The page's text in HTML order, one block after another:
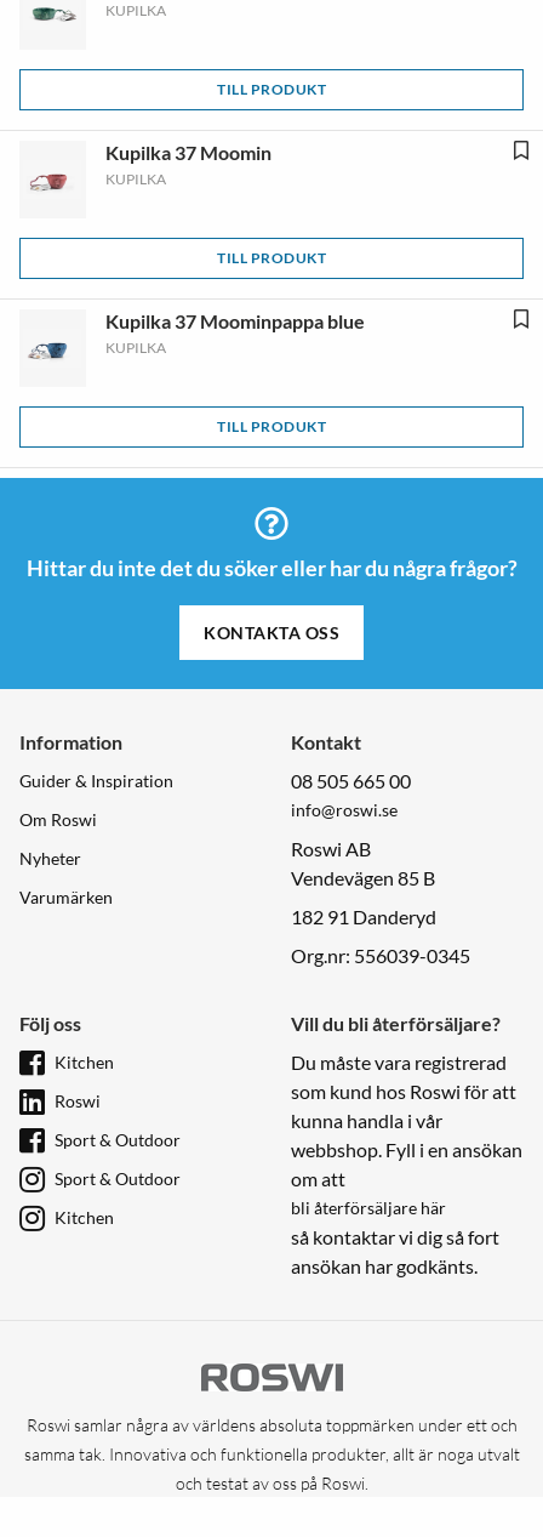
KUPILKA
TILL PRODUKT
Kupilka 37 Moomin
KUPILKA
TILL PRODUKT
Kupilka 37 Moominpappa blue
KUPILKA
TILL PRODUKT
Hittar du inte det du söker eller har du några frågor?
KONTAKTA OSS
Information
Guider & Inspiration
Om Roswi
Nyheter
Varumärken
Kontakt
08 505 665 00
info@roswi.se
Roswi AB
Vendevägen 85 B
182 91 Danderyd
Org.nr: 556039-0345
Följ oss
Kitchen
Roswi
Sport & Outdoor
Sport & Outdoor
Kitchen
Vill du bli återförsäljare?
Du måste vara registrerad
som kund hos Roswi för att
kunna handla i vår
webbshop. Fyll i en ansökan
om att
bli återförsäljare här
så kontaktar vi dig så fort
ansökan har godkänts.
Roswi samlar några av världens absoluta toppmärken under ett och
samma tak. Innovativa och funktionella produkter, allt är noga utvalt
och testat av oss på Roswi.